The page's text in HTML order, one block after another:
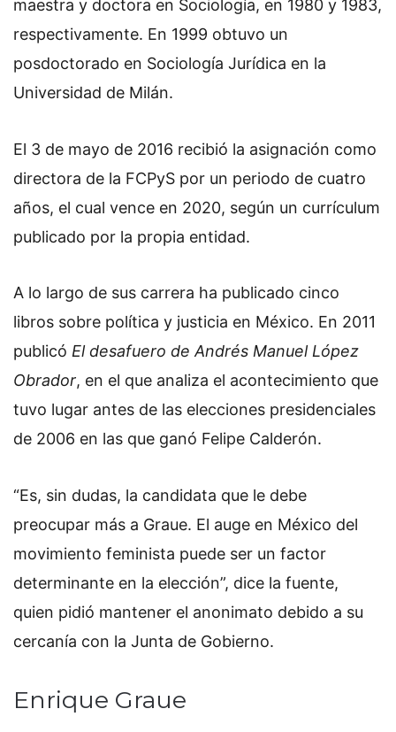
maestra y doctora en Sociología, en 1980 y 1983,
respectivamente. En 1999 obtuvo un
posdoctorado en Sociología Jurídica en la
Universidad de Milán.
El 3 de mayo de 2016 recibió la asignación como
directora de la FCPyS por un periodo de cuatro
años, el cual vence en 2020, según un currículum
publicado por la propia entidad.
A lo largo de sus carrera ha publicado cinco
libros sobre política y justicia en México. En 2011
publicó El desafuero de Andrés Manuel López
Obrador, en el que analiza el acontecimiento que
tuvo lugar antes de las elecciones presidenciales
de 2006 en las que ganó Felipe Calderón.
“Es, sin dudas, la candidata que le debe
preocupar más a Graue. El auge en México del
movimiento feminista puede ser un factor
determinante en la elección”, dice la fuente,
quien pidió mantener el anonimato debido a su
cercanía con la Junta de Gobierno.
Enrique Graue